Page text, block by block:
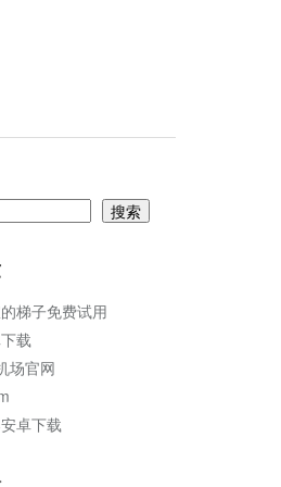
搜索
梯子免费试用
载
场官网
卓下载